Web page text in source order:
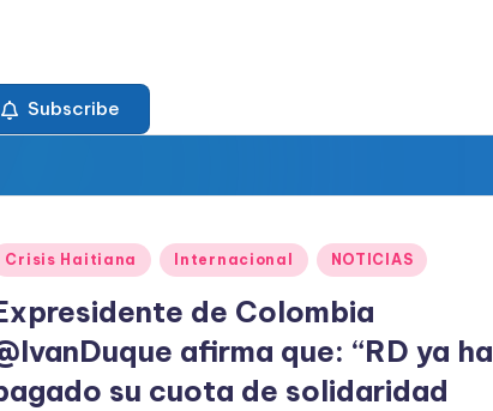
Subscribe
Crisis Haitiana Internacional NOTICIAS
de Colombia
afirma que: “RD ya ha
su cuota de solidaridad